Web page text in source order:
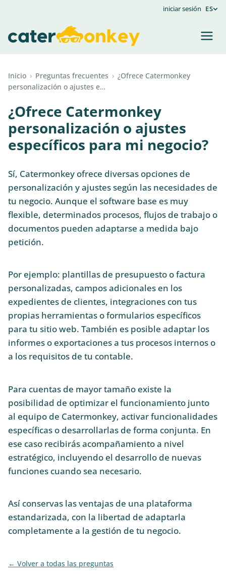
iniciar sesión ES
Inicio › Preguntas frecuentes › ¿Ofrece Catermonkey
personalización o ajustes e…
¿Ofrece Catermonkey
personalización o ajustes
específicos para mi negocio?
Sí, Catermonkey ofrece diversas opciones de
personalización y ajustes según las necesidades de
tu negocio. Aunque el software base es muy
flexible, determinados procesos, flujos de trabajo o
documentos pueden adaptarse a medida bajo
petición.
Por ejemplo: plantillas de presupuesto o factura
personalizadas, campos adicionales en los
expedientes de clientes, integraciones con tus
propias herramientas o formularios específicos
para tu sitio web. También es posible adaptar los
informes o exportaciones a tus procesos internos o
a los requisitos de tu contable.
Para cuentas de mayor tamaño existe la
posibilidad de optimizar el funcionamiento junto
al equipo de Catermonkey, activar funcionalidades
específicas o desarrollarlas de forma conjunta. En
ese caso recibirás acompañamiento a nivel
estratégico, incluyendo el desarrollo de nuevas
funciones cuando sea necesario.
Así conservas las ventajas de una plataforma
estandarizada, con la libertad de adaptarla
completamente a la gestión de tu negocio.
Volver a todas las preguntas